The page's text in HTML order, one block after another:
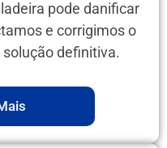
pode danificar
e corrigimos o
definitiva.